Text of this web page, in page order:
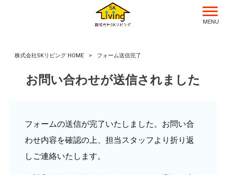
MENU
ォーム送信完了
株式会社SKリビング HOME > フォーム送信完了
お問い合わせが送信されました
フォームの送信が完了いたしました。お問い合
わせ内容を確認の上、担当スタッフより折り返
しご連絡いたします。